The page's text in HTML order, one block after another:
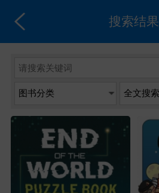
搜索结果